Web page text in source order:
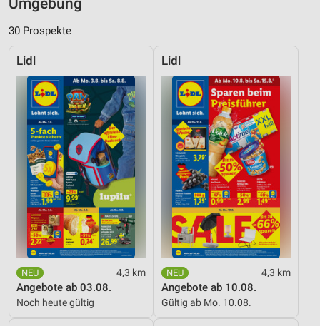
Umgebung
30 Prospekte
Lidl
4,3 km
Angebote ab 03.08.
Noch heute gültig
Lidl
4,3 km
Angebote ab 10.08.
Gültig ab Mo. 10.08.